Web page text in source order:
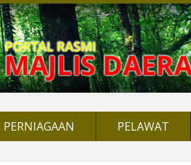
PERNIAGAAN PELAWAT